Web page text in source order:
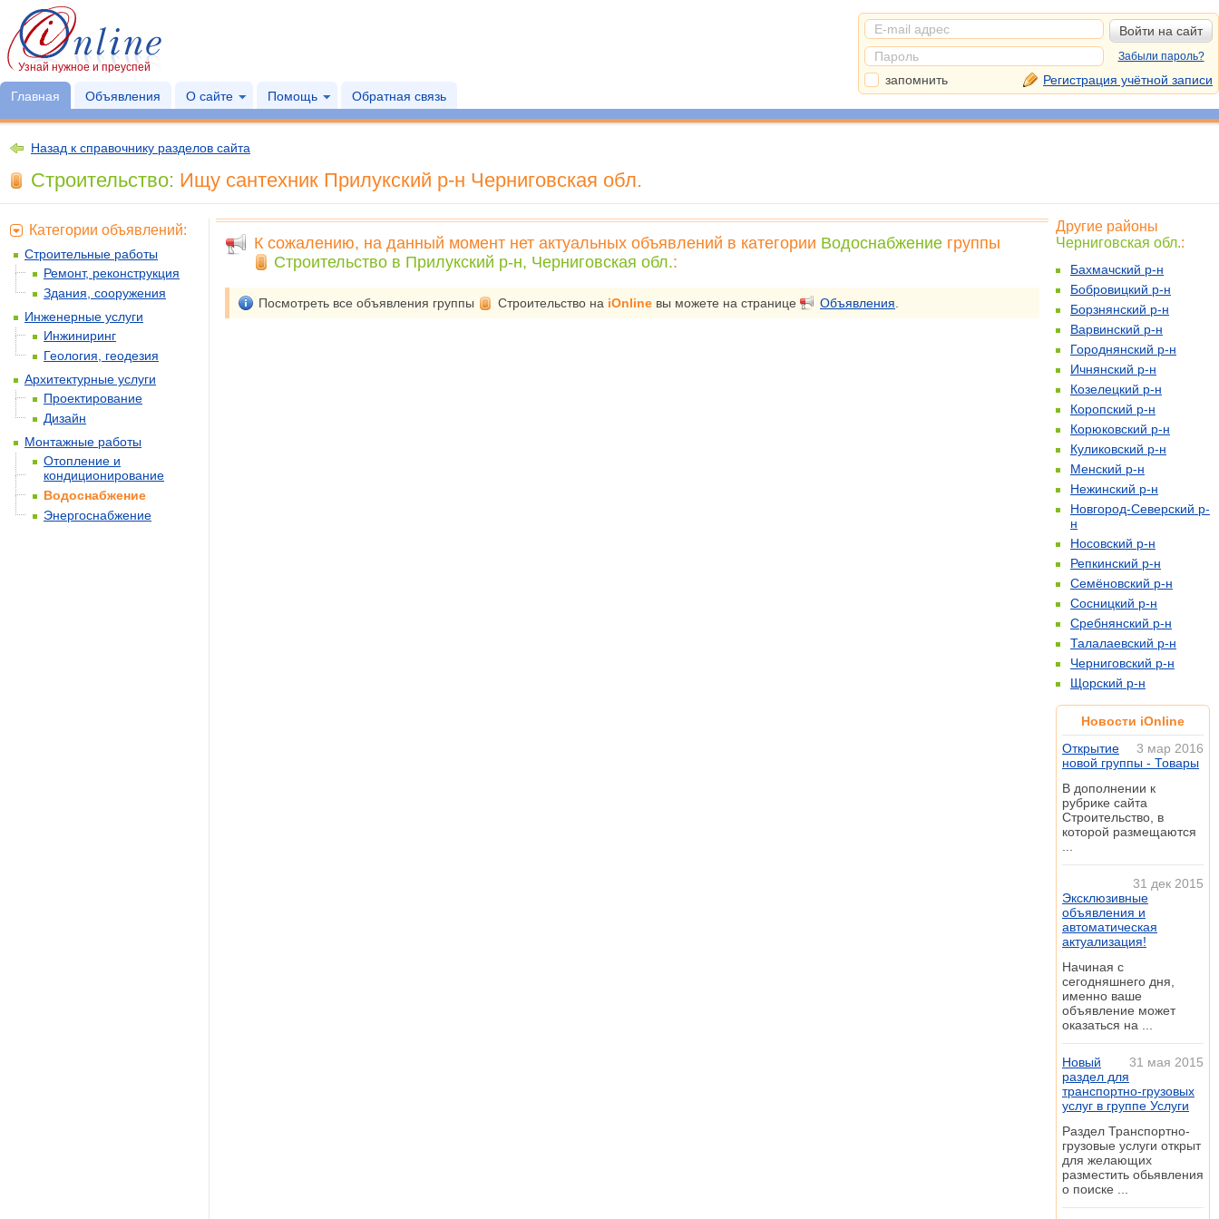
Узнай нужное и преуспей
Главная Объявления О сайте Помощь Обратная связь
Забыли пароль?
Регистрация учётной записи
запомнить
Назад к справочнику разделов сайта
Строительство: Ищу сантехник Прилукский р-н Черниговская обл.
К сожалению, на данный момент нет актуальных объявлений в категории Водоснабжение группы
Строительство в Прилукский р-н, Черниговская обл.:
Посмотреть все объявления группы Строительство на iOnline вы можете на странице Объявления
Категории объявлений:
Строительные работы
Ремонт, реконструкция
Здания, сооружения
Инженерные услуги
Инжиниринг
Геология, геодезия
Архитектурные услуги
Проектирование
Дизайн
Монтажные работы
Отопление и
кондиционирование
Водоснабжение
Энергоснабжение
Другие районы
Черниговская обл.:
Бахмачский р-н
Бобровицкий р-н
Борзнянский р-н
Варвинский р-н
Городнянский р-н
Ичнянский р-н
Козелецкий р-н
Коропский р-н
Корюковский р-н
Куликовский р-н
Менский р-н
Нежинский р-н
Новгород-Северский р-
н
Носовский р-н
Репкинский р-н
Семёновский р-н
Сосницкий р-н
Сребнянский р-н
Талалаевский р-н
Черниговский р-н
Щорский р-н
Новости iOnline
3 мар 2016
Открытие
новой группы - Товары
В дополнении к
рубрике сайта
Строительство, в
которой размещаются
31 дек 2015
Эксклюзивные
объявления и
автоматическая
актуализация!
Начиная с
сегодняшнего дня,
именно ваше
объявление может
оказаться на ...
31 мая 2015
Новый
раздел для
транспортно-грузовых
услуг в группе Услуги
Раздел Транспортно-
грузовые услуги открыт
для желающих
разместить обьявления
о поиске ...